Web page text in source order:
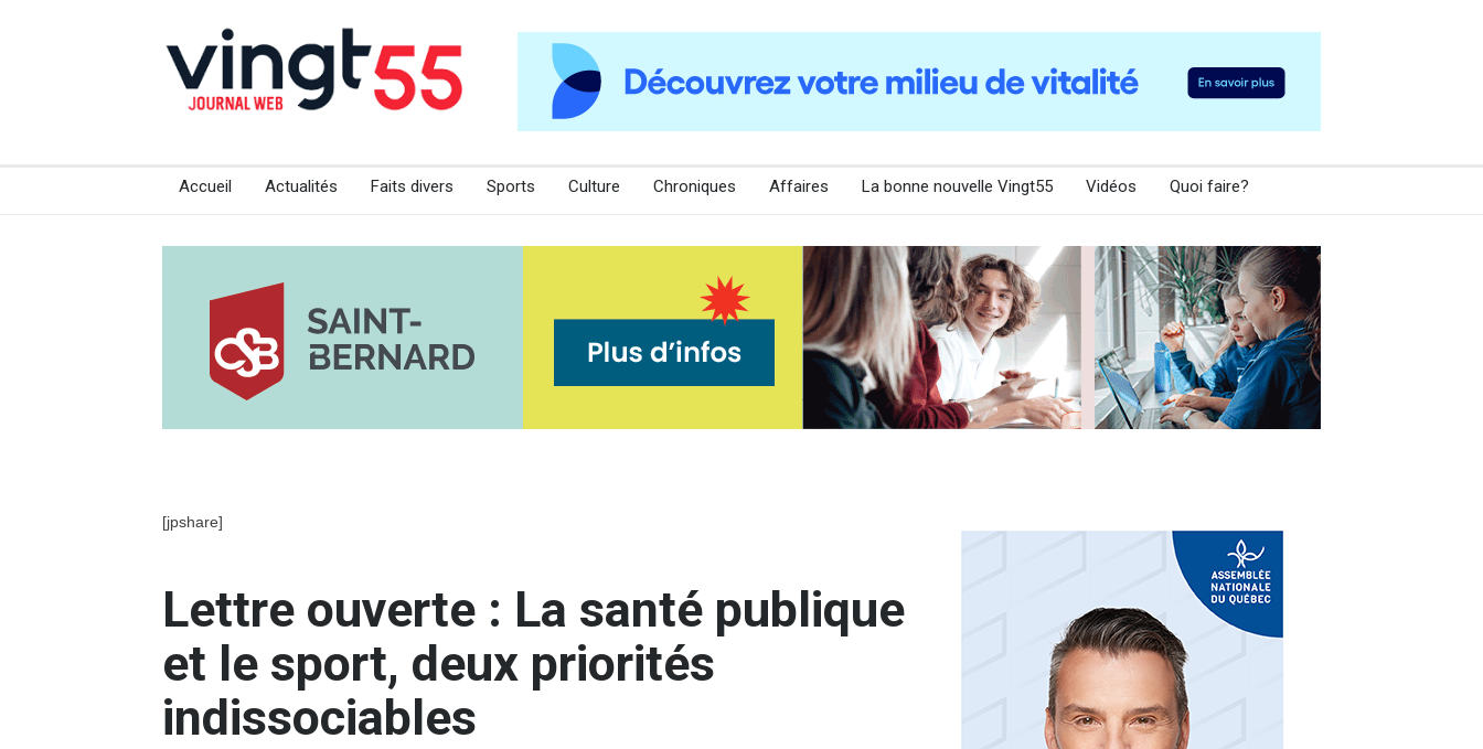
Accueil Actualités Faits divers Sports Culture Chroniques Affaires La bonne nouvelle Vingt55 Vidéos Quoi faire?
[jpshare]
Lettre ouverte : La santé publique
et le sport, deux priorités
indissociables